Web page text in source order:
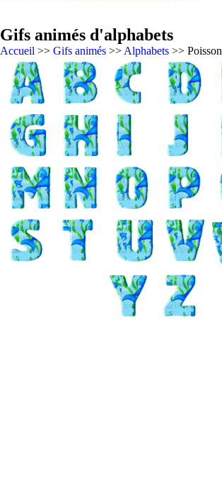
Gifs animés d'alphabets
Accueil >> Gifs animés >> Alphabets >> Poisson